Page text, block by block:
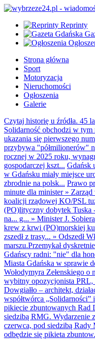
Reprinty
Strona główna
Sport
Motoryzacja
Nieruchomości
Ogłoszenia
Galerie
Czytaj historię u źródła. 45
Solidarność obchodzi w
ukazania się pierwszego
przybywa "półmilionerów"
rocznej w 2025 roku,
gospodarczej kszt... Gdańsk
w Gdańsku miały miejsce
zbrodnie na polsk... Prawo
minute dla minister»
koalicji rządowej KO/PSL
(PO)lityczny dobytek Tuska
na... g... » Minister J.
krew z krwi (PO)morskiej
zszedł z trasy... » Odszedł
marszu.Przemykał
Gdańscy radni: "nie" dla
Miasta Gdańska w sprawie
Wołodymyra Zełenskiego o
wybitny opozycjonista PRL,
Dowgiałło – architekt,
współtwórca „Solidarności”
pikiecie zbuntowanych Rad
siedzibą RMG. Wydarzenie
czerwca, pod siedzibą Rady
odbędzie się pikieta